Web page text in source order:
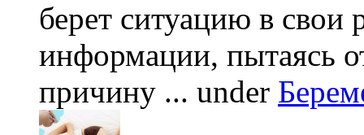
берет ситуацию в свои
информации, пытаясь
причину ... under